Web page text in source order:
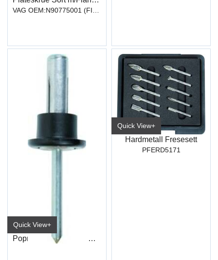
VAG OEM:N90775001 (FIX162)
Quick View+
Popnagle Alu 7,5X28 Cit/Peug. 1059
Quick View+
Hardmetall Fresesett
PFERD5171